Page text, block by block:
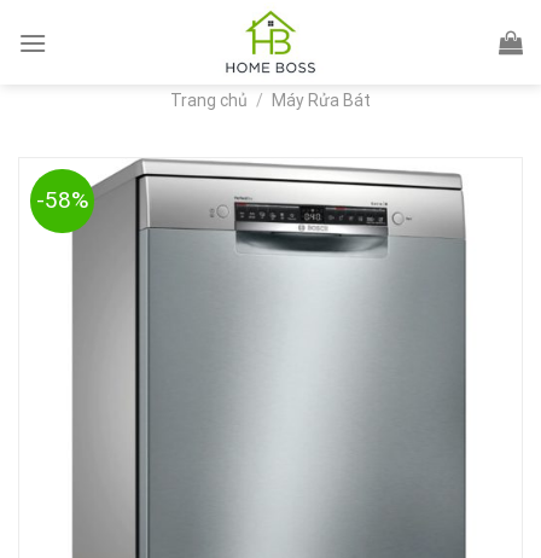
Trang chủ / Máy Rửa Bát
-58%